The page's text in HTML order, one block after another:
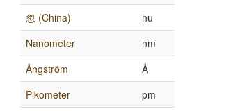
忽 (China)
hu
Nanometer
nm
Ångström
Å
Pikometer
pm